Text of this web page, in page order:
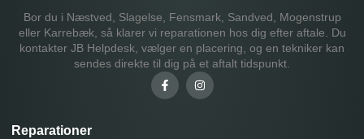
Bor du i Næstved, Slagelse, Fensmark, Sandved, Mogenstrup
eller Karrebæk, så klarer vi reparationen hos dig efter aftale. Du
kontakter JB Helpdesk, vælger en placering, og en tekniker kan
sendes direkte til dig på et aftalt tidspunkt.
Reparationer